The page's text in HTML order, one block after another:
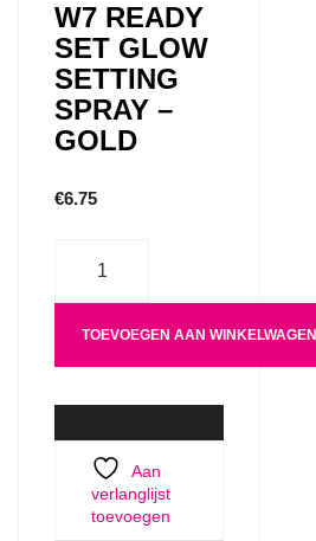
W7 READY
SET GLOW
SETTING
SPRAY –
GOLD
€6.75
TOEVOEGEN AAN WINKELWAGEN
Aan
verlanglijst
toevoegen